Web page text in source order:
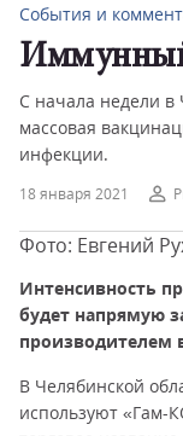
18 января 2021
События и
Иммунный
С начала недели в
массовая
инфекции.
Фото: Евгений
Интенсивность
будет напрямую
производителем
В Челябинской
используют «Гам-